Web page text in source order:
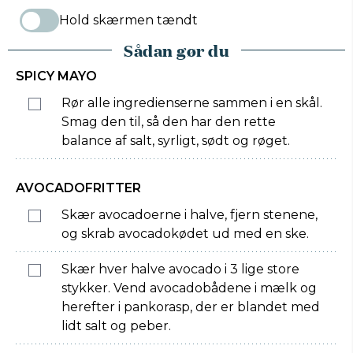
Hold skærmen tændt
Sådan gør du
SPICY MAYO
Rør alle ingredienserne sammen i en skål.
Smag den til, så den har den rette
balance af salt, syrligt, sødt og røget.
AVOCADOFRITTER
Skær avocadoerne i halve, fjern stenene,
og skrab avocadokødet ud med en ske.
Skær hver halve avocado i 3 lige store
stykker. Vend avocadobådene i mælk og
herefter i pankorasp, der er blandet med
lidt salt og peber.